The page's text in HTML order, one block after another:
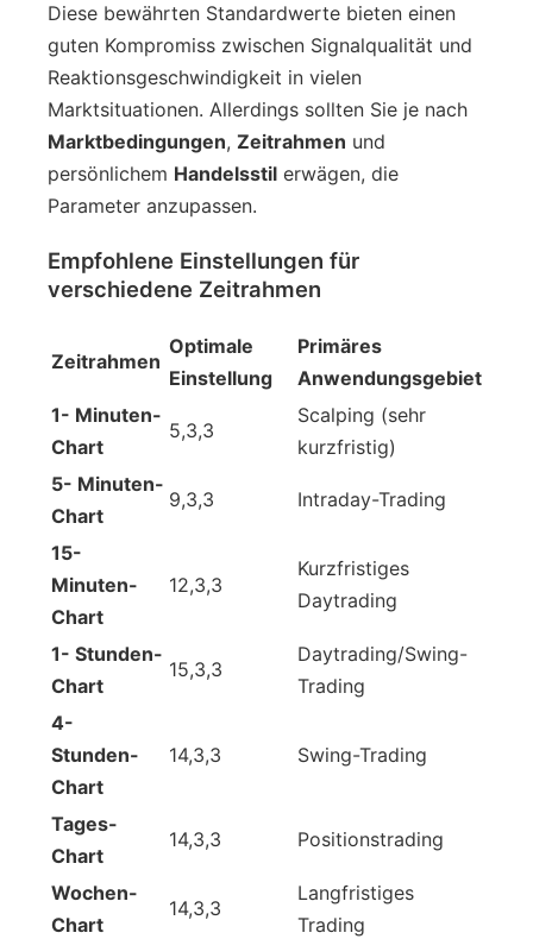
Diese bewährten Standardwerte bieten einen
guten Kompromiss zwischen Signalqualität und
Reaktionsgeschwindigkeit in vielen
Marktsituationen. Allerdings sollten Sie je nach
Marktbedingungen, Zeitrahmen und
persönlichem Handelsstil erwägen, die
Parameter anzupassen.
Empfohlene Einstellungen für
verschiedene Zeitrahmen
Zeitrahmen
Optimale
Einstellung
Primäres
Anwendungsgebiet
1- Minuten-
Chart
5,3,3
Scalping (sehr
kurzfristig)
5- Minuten-
Chart
9,3,3 Intraday-Trading
15-
Minuten-
Chart
12,3,3
Kurzfristiges
Daytrading
1- Stunden-
Chart
15,3,3
Daytrading/Swing-
Trading
4-
Stunden-
Chart
14,3,3 Swing-Trading
Tages-
Chart
14,3,3 Positionstrading
Wochen-
Chart
14,3,3
Langfristiges
Trading